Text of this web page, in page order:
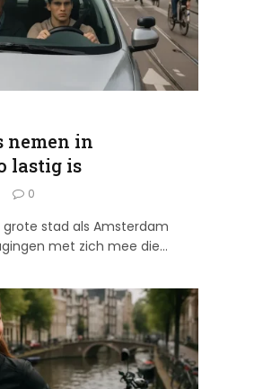
nemen in
lastig is
0
grote stad als Amsterdam
met zich mee die…